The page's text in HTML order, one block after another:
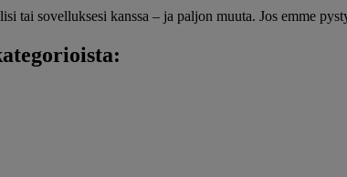
tai sovelluksesi kanssa – ja paljon muuta. Jos emme